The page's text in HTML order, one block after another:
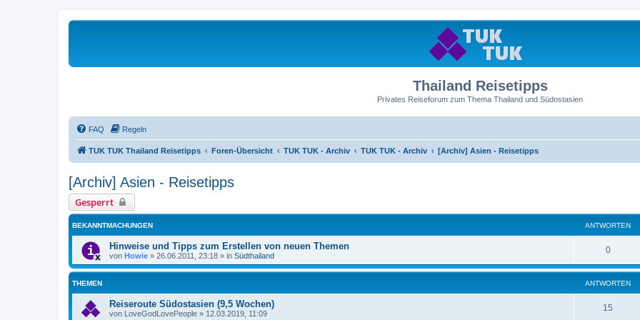
Thailand Reisetipps
Privates Reiseforum zum Thema Thailand und Südostasien
FAQ Regeln
TUK TUK Thailand Reisetipps Foren-Übersicht TUK TUK - Archiv TUK TUK - Archiv [Archiv] Asien - Reisetipps
[Archiv] Asien - Reisetipps
Gesperrt
BEKANNTMACHUNGEN ANTWORTEN
Hinweise und Tipps zum Erstellen von neuen Themen
von Howie » 26.06.2011, 23:18 » in Südthailand
0
THEMEN ANTWORTEN
Reiseroute Südostasien (9,5 Wochen)
von LoveGodLovePeople » 12.03.2019, 11:09
15